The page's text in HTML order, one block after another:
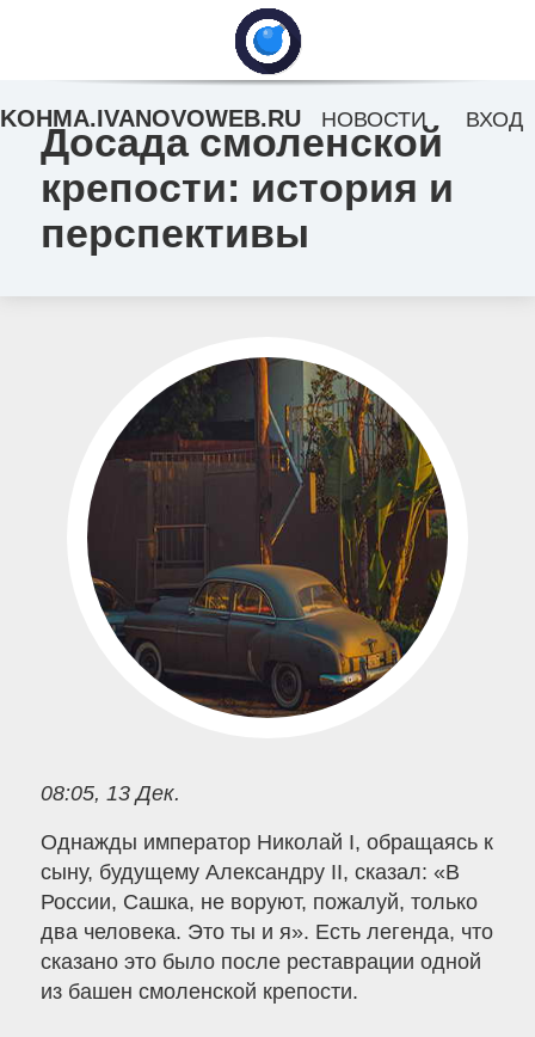
Досада смоленской
крепости: история и
перспективы
08:05, 13 Дек.
Однажды император Николай I, обращаясь к
сыну, будущему Александру II, сказал: «В
России, Сашка, не воруют, пожалуй, только
два человека. Это ты и я». Есть легенда, что
сказано это было после реставрации одной
из башен смоленской крепости.
KOHMA.IVANOVOWEB.RU НОВОСТИ ВХОД